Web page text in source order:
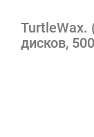
TurtleWax.
дисков,